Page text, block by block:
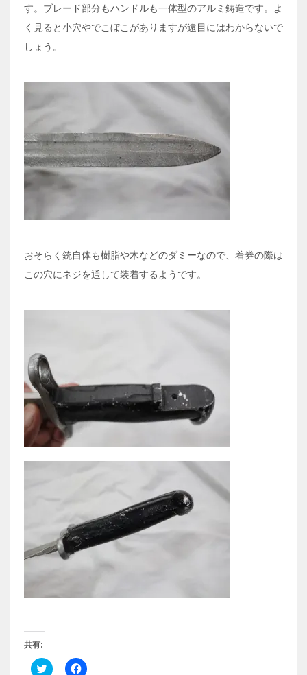
す。ブレード部分もハンドルも一体型のアルミ鋳造です。よ
く見ると小穴やでこぼこがありますが遠目にはわからないで
しょう。
おそらく銃自体も樹脂や木などのダミーなので、着券の際は
この穴にネジを通して装着するようです。
共有:
ク F